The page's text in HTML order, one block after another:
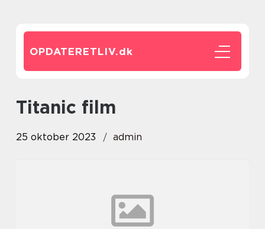
OPDATERETLIV.dk
titanic film
25 oktober 2023 admin